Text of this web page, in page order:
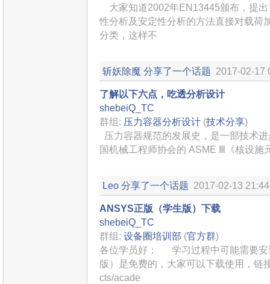
大家知道2002年EN13445颁布，提
性分析及安定性分析的方法直接对载荷
分类，这样不
斩妖除魔 分享了一个话题 2017-02-17
了解以下六点，吃透分析设计
shebeiQ_TC
群组: 压力容器分析设计 (技术分享)
压力容器规范的发展史，是一部技术
国机械工程师协会的 ASME Ⅲ《核设施
Leo 分享了一个话题 2017-02-13 21:44
ANSYS正版（学生版）下载
shebeiQ_TC
群组: 设备圈培训部 (官方群)
各位学员好： 学习过程中可能需要安
版）是免费的，大家可以下载使用，链
cts/acade